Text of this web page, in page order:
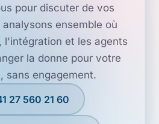
pour discuter de vos
ensemble où
l'intégration et les agents
la donne pour votre
sans engagement.
27 560 21 60